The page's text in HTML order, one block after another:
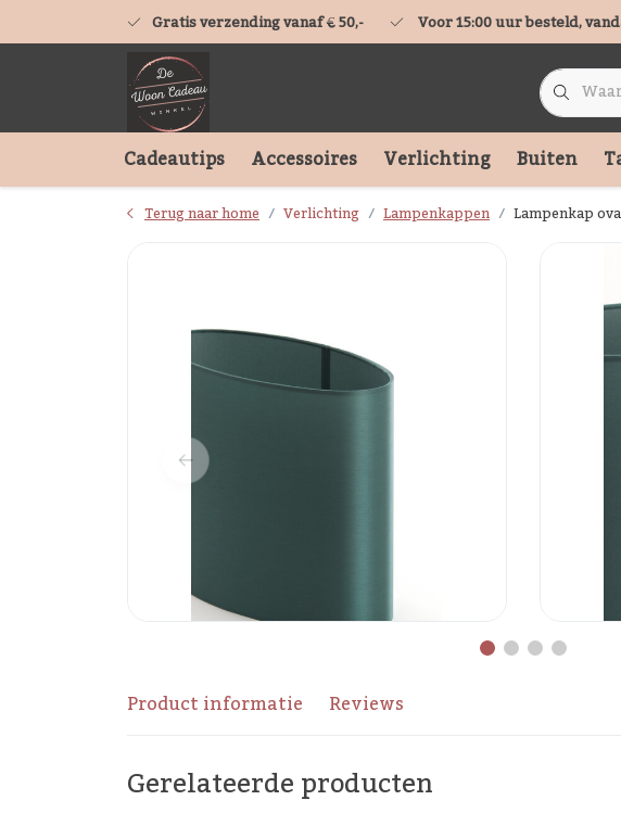
Gratis verzending vanaf € 50,- Voor 15:00 uur besteld,
Cadeautips Accessoires Verlichting Buiten
Terug naar home Verlichting Lampenkappen Lampenkap
Product informatie Reviews
Gerelateerde producten